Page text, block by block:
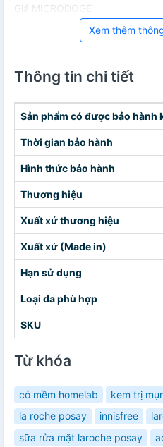
Giá MICRODOGE
Xem thêm
Thông tin chi tiết
Sản phẩm có được bảo hành
Thời gian bảo hành
Hình thức bảo hành
Thương hiệu
Xuất xứ thương hiệu
Xuất xứ (Made in)
Hạn sử dụng
Loại da phù hợp
SKU
Từ khóa
cỏ mềm homelab kem trị
la roche posay
innisfree
sữa rửa mặt laroche posay